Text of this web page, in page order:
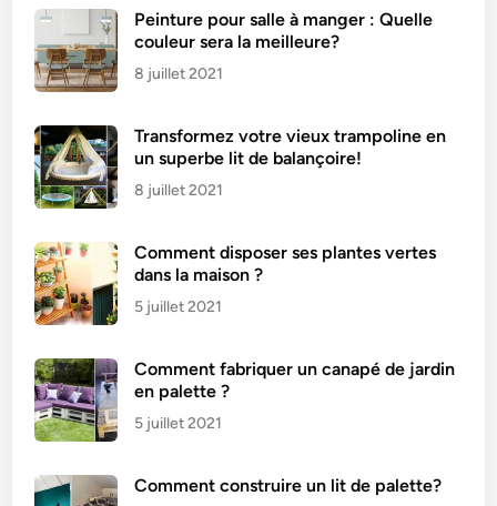
Peinture pour salle à manger : Quelle
couleur sera la meilleure?
8 juillet 2021
Transformez votre vieux trampoline en
un superbe lit de balançoire!
8 juillet 2021
Comment disposer ses plantes vertes
dans la maison ?
5 juillet 2021
Comment fabriquer un canapé de jardin
en palette ?
5 juillet 2021
Comment construire un lit de palette?